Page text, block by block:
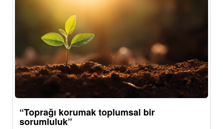
“Toprağı korumak toplumsal bir
sorumluluk”